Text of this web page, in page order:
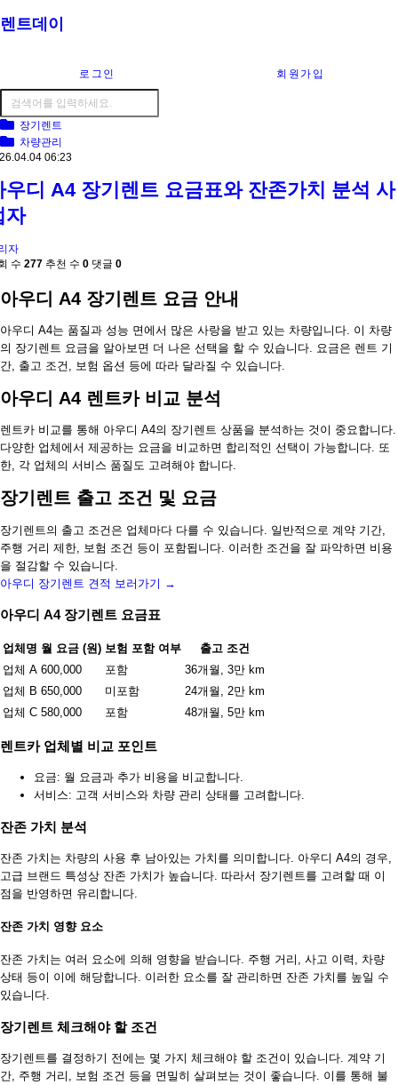
렌트데이
로그인 회원가입
장기렌트
차량관리
06:23
우디 A4 장기렌트 요금표와 잔존가치 분석 사
자
자
수 277 추천 수 0 댓글 0
아우디 A4 장기렌트 요금 안내
아우디 A4는 품질과 성능 면에서 많은 사랑을 받고 있는 차량입니다. 이 차량
의 장기렌트 요금을 알아보면 더 나은 선택을 할 수 있습니다. 요금은 렌트 기
간, 출고 조건, 보험 옵션 등에 따라 달라질 수 있습니다.
아우디 A4 렌트카 비교 분석
렌트카 비교를 통해 아우디 A4의 장기렌트 상품을 분석하는 것이 중요합니다.
다양한 업체에서 제공하는 요금을 비교하면 합리적인 선택이 가능합니다. 또
한, 각 업체의 서비스 품질도 고려해야 합니다.
장기렌트 출고 조건 및 요금
장기렌트의 출고 조건은 업체마다 다를 수 있습니다. 일반적으로 계약 기간,
주행 거리 제한, 보험 조건 등이 포함됩니다. 이러한 조건을 잘 파악하면 비용
을 절감할 수 있습니다.
아우디 장기렌트 견적 보러가기 →
아우디 A4 장기렌트 요금표
업체명 월 요금 (원) 보험 포함 여부
출고 조건
업체 A 600,000 포함
36개월, 3만 km
업체 B 650,000 미포함
24개월, 2만 km
업체 C 580,000 포함 48개월, 5만 km
렌트카 업체별 비교 포인트
요금: 월 요금과 추가 비용을 비교합니다.
서비스: 고객 서비스와 차량 관리 상태를 고려합니다.
잔존 가치 분석
잔존 가치는 차량의 사용 후 남아있는 가치를 의미합니다. 아우디 A4의 경우,
고급 브랜드 특성상 잔존 가치가 높습니다. 따라서 장기렌트를 고려할 때 이
점을 반영하면 유리합니다.
잔존 가치 영향 요소
잔존 가치는 여러 요소에 의해 영향을 받습니다. 주행 거리, 사고 이력, 차량
상태 등이 이에 해당합니다. 이러한 요소를 잘 관리하면 잔존 가치를 높일 수
있습니다.
장기렌트 체크해야 할 조건
장기렌트를 결정하기 전에는 몇 가지 체크해야 할 조건이 있습니다. 계약 기
간, 주행 거리, 보험 조건 등을 면밀히 살펴보는 것이 좋습니다. 이를 통해 불